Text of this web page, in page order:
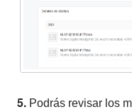
5. Podrás revisar los